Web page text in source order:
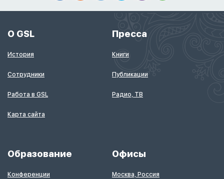
О GSL
История
Сотрудники
Работа в GSL
Карта сайта
Пресса
Книги
Публикации
Радио, ТВ
Образование
Конференции
Офисы
Москва, Россия